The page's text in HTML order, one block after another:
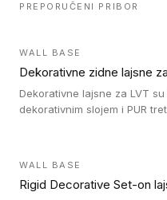
PREPORUČENI PRIBOR
WALL BASE
Dekorativne zidne lajsne
Dekorativne lajsne za LVT
dekorativnim slojem i PUR
WALL BASE
Rigid Decorative Set-on